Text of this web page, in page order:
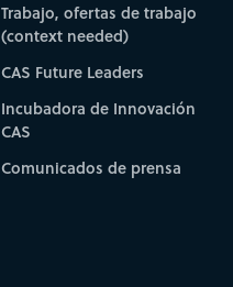
Trabajo, ofertas de trabajo
(context needed)
CAS Future Leaders
Incubadora de Innovación
CAS
Comunicados de prensa